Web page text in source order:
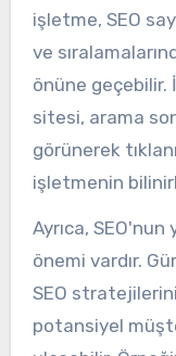
işletme, SEO
ve
önüne geçebilir.
sitesi, arama
görünerek
işletmenin
Ayrıca,
önemi vardır.
SEO
potansiyel